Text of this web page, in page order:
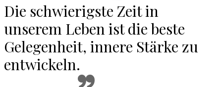
Die schwierigste Zeit in
unserem Leben ist die beste
Gelegenheit, innere Stärke zu
entwickeln.